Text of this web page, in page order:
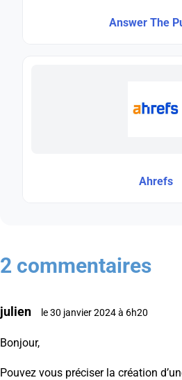
Answer The
Ahrefs
2 commentaires
julien le 30 janvier 2024 à 6h20
Bonjour,
Pouvez vous préciser la création